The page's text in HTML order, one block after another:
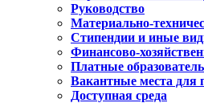
Руководство
Материально-
Стипендии и иные
Финансово-
Платные
Вакантные места для
Доступная среда